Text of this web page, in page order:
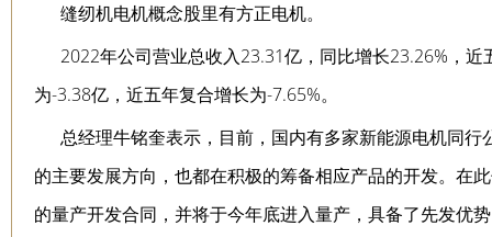
缝纫机电机概念股里有方正电机。
2022年公司营业总收入23.31亿，同比增长23.26%，
为-3.38亿，近五年复合增长为-7.65%。
总经理牛铭奎表示，目前，国内有多家新能源电机同
的主要发展方向，也都在积极的筹备相应产品的开发。在
的量产开发合同，并将于今年底进入量产，具备了先发优